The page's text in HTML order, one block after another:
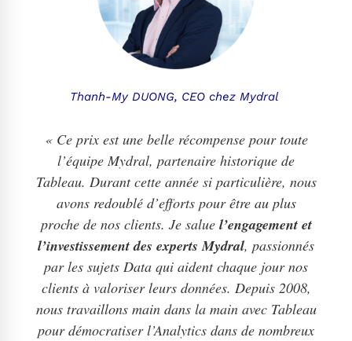
Thanh-My DUONG, CEO chez Mydral
« Ce prix est une belle récompense pour toute
l’équipe Mydral, partenaire historique de
Tableau. Durant cette année si particulière, nous
avons redoublé d’efforts pour être au plus
proche de nos clients. Je salue l’engagement et
l’investissement des experts Mydral, passionnés
par les sujets Data qui aident chaque jour nos
clients à valoriser leurs données. Depuis 2008,
nous travaillons main dans la main avec Tableau
pour démocratiser l’Analytics dans de nombreux